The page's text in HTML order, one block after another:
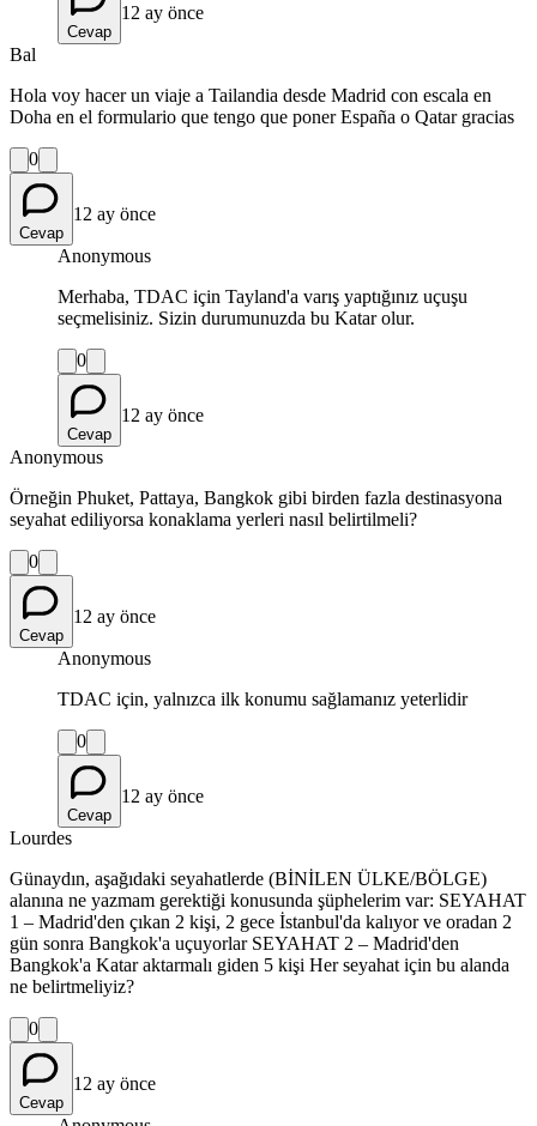
Cevap
12 ay önce
Bal
Hola voy hacer un viaje a Tailandia desde Madrid con escala en
Doha en el formulario que tengo que poner España o Qatar gracias
0
Cevap
12 ay önce
Anonymous
Merhaba, TDAC için Tayland'a varış yaptığınız uçuşu
seçmelisiniz. Sizin durumunuzda bu Katar olur.
0
Cevap
12 ay önce
Anonymous
Örneğin Phuket, Pattaya, Bangkok gibi birden fazla destinasyona
seyahat ediliyorsa konaklama yerleri nasıl belirtilmeli?
0
Cevap
12 ay önce
Anonymous
TDAC için, yalnızca ilk konumu sağlamanız yeterlidir
0
Cevap
12 ay önce
Lourdes
Günaydın, aşağıdaki seyahatlerde (BİNİLEN ÜLKE/BÖLGE)
alanına ne yazmam gerektiği konusunda şüphelerim var: SEYAHAT
1 – Madrid'den çıkan 2 kişi, 2 gece İstanbul'da kalıyor ve oradan 2
gün sonra Bangkok'a uçuyorlar SEYAHAT 2 – Madrid'den
Bangkok'a Katar aktarmalı giden 5 kişi Her seyahat için bu alanda
ne belirtmeliyiz?
0
Cevap
12 ay önce